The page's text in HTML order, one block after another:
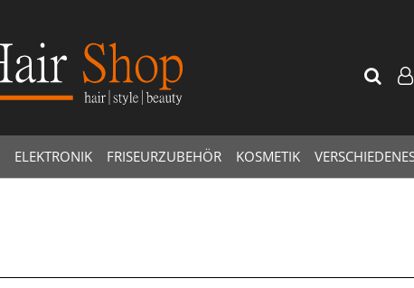
ELEKTRONIK FRISEURZUBEHÖR KOSMETIK